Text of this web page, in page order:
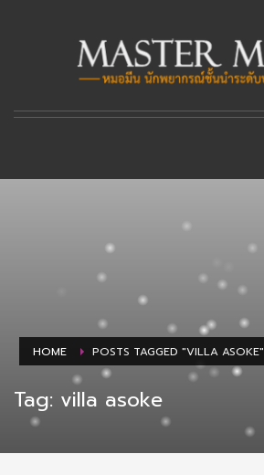
HOME POSTS TAGGED "VILLA ASOKE"
Tag: villa asoke